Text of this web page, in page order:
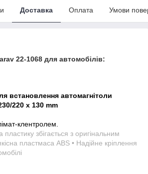
Доставка Оплата Умови
22-1068 для автомобілів:
встановлення автомагнітоли
220 х 130 mm
клентролем.
пластику збігається з оригінальним
пластмаса ABS • Надійне кріплення